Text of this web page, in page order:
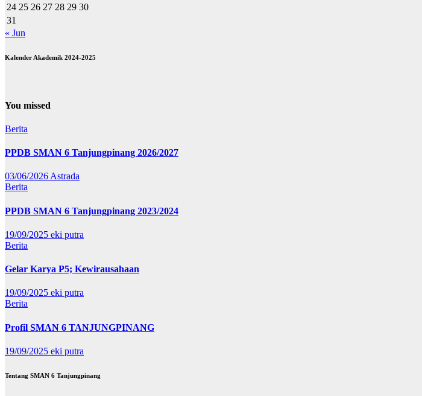
24 25 26 27 28 29 30
31
« Jun
Kalender Akademik 2024-2025
You missed
Berita
PPDB SMAN 6 Tanjungpinang 2026/2027
03/06/2026Astrada
Berita
PPDB SMAN 6 Tanjungpinang 2023/2024
19/09/2025 eki putra
Berita
Gelar Karya P5; Kewirausahaan
19/09/2025 eki putra
Berita
Profil SMAN 6 TANJUNGPINANG
19/09/2025 eki putra
Tentang SMAN 6 Tanjungpinang